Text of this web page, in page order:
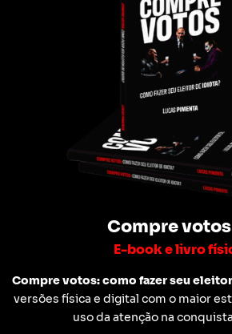
Compre votos
E-book e livro
Compre votos: como fazer seu
versões física e digital com o maior
uso da atenção na